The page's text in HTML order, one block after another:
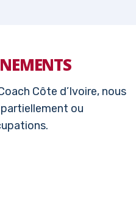
Côte d’Ivoire, nous
ou